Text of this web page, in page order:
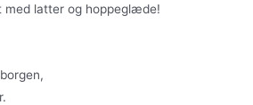
latter og hoppeglæde!